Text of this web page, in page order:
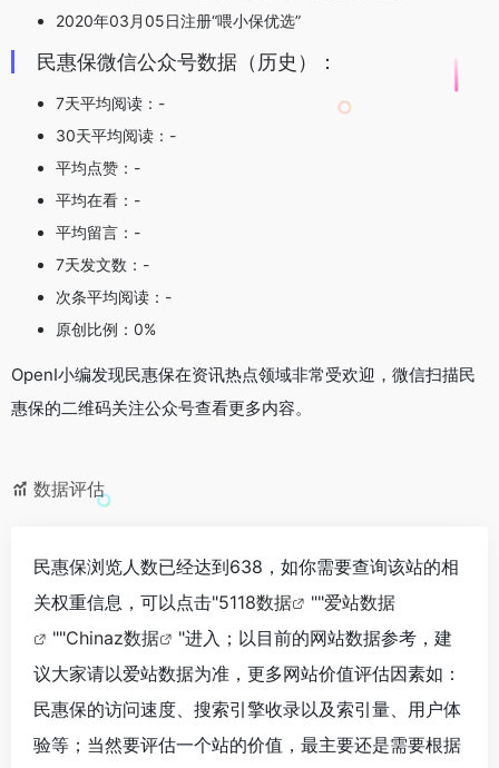
2020年03月05日注册“喂小保优选”
民惠保微信公众号数据（历史）：
7天平均阅读：-
30天平均阅读：-
平均点赞：-
平均在看：-
平均留言：-
7天发文数：-
次条平均阅读：-
原创比例：0%
OpenI小编发现民惠保在资讯热点领域非常受欢迎，微信扫描民
惠保的二维码关注公众号查看更多内容。
数据评估
民惠保浏览人数已经达到638，如你需要查询该站的相
关权重信息，可以点击"5118数据 ""爱站数据
""Chinaz数据
"进入；以目前的网站数据参考，建
议大家请以爱站数据为准，更多网站价值评估因素如：
民惠保的访问速度、搜索引擎收录以及索引量、用户体
验等；当然要评估一个站的价值，最主要还是需要根据